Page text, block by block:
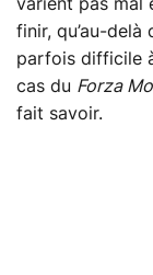
varient pas mal
finir, qu’au-delà
parfois difficile
cas du Forza
fait savoir.